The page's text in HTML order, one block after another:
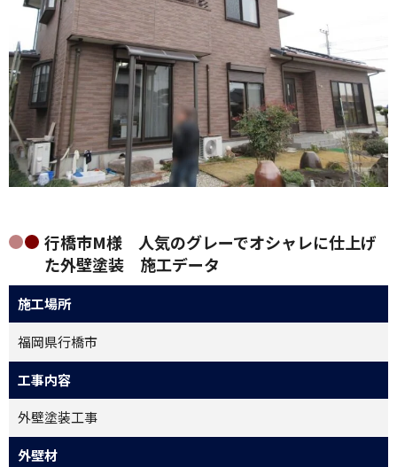
行橋市M様 人気のグレーでオシャレに仕上げ
た外壁塗装 施工データ
施工場所
福岡県行橋市
工事内容
外壁塗装工事
外壁材